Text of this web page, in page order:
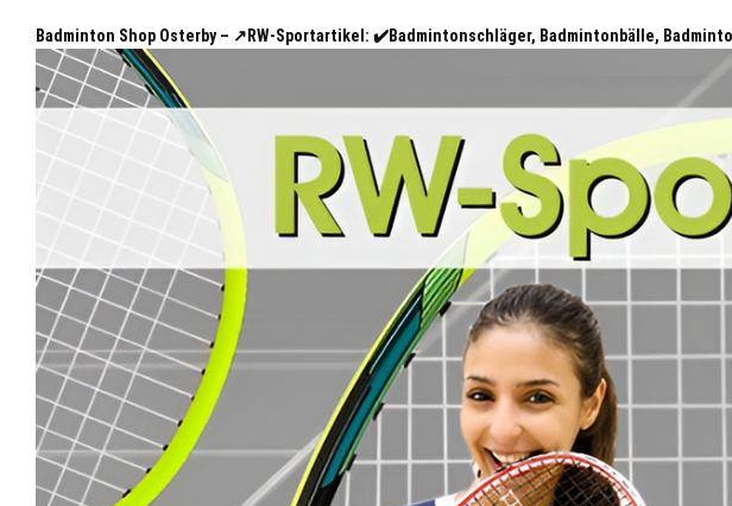
Badminton Shop Osterby – ↗️RW-Sportartikel: ✔️Badmintonschläger, Badmintonbälle,